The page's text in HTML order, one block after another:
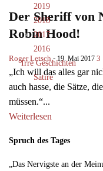
2019
2018
2017
2016
Irre Geschichten
Satire
Der Sheriff von
Robin Hood!
Roger Letsch - 19. Mai 2017 3
„Ich will das alles gar
auch hasse, die Sätze,
müssen.“...
Weiterlesen
Spruch des Tages
„Das Nervigste an der